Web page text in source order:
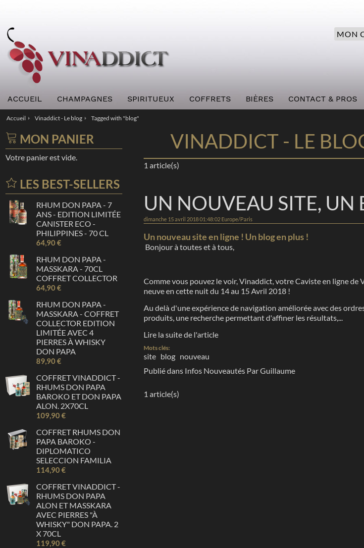
MON
ACCUEIL CHAMPAGNES SPIRITUEUX COFFRETS BIÈRES CONTACT & PROS
Accueil Vinaddict - Le blog Tagged with "blog"
VINADDICT - LE
1 article(s)
UN NOUVEAU SITE, UN
dimanche 15 avril 2018 01:48:02 Europe/Paris
Un nouveau site en ligne ! Un blog en plus !
Bonjour à toutes et à tous,
Comme vous pouvez le voir, Vinaddict, votre Caviste en ligne de
neuve en cette nuit du 14 au 15 Avril 2018 !
Au delà d'une expérience de navigation améliorée avec des
produits, une recherche permettant d'affiner les résultats,...
Lire la suite de l'article
Mots clés:
site blog nouveau
Publié dans Infos Nouveautés Par Guillaume
1 article(s)
MON PANIER
Votre panier est vide.
LES BEST-SELLERS
RHUM DON PAPA - 7
ANS - EDITION LIMITÉE
CANISTER ECO -
PHILIPPINES - 70 CL
64,90 €
RHUM DON PAPA -
MASSKARA - 70CL
COFFRET COLLECTOR
64,90 €
RHUM DON PAPA -
MASSKARA - COFFRET
COLLECTOR EDITION
LIMITÉE AVEC 4
PIERRES À WHISKY
DON PAPA
89,90 €
COFFRET VINADDICT -
RHUMS DON PAPA
BAROKO ET DON PAPA
ALON. 2X70CL
109,90 €
COFFRET RHUMS DON
PAPA BAROKO -
DIPLOMATICO
SELECCION FAMILIA
114,90 €
COFFRET VINADDICT -
RHUMS DON PAPA
ALON ET MASSKARA
AVEC PIERRES "À
WHISKY" DON PAPA. 2
X 70CL
119,90 €